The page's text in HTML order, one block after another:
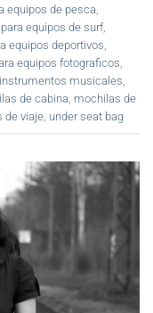
equipos de pesca
equipos de surf,
equipos deportivos
equipos fotograficos
musicales
de cabina mochilas de
de viaje under seat bag